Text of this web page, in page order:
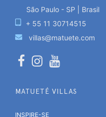
São Paulo - SP | Brasil
+ 55 11 30714515
villas@matuete.com
MATUETÉ VILLAS
INSPIRE-SE